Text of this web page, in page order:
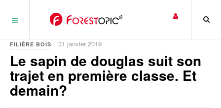
FILIÈRE BOIS 31 janvier 2019
Le sapin de douglas suit son
trajet en première classe. Et
demain?